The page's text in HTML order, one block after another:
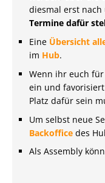
diesmal erst
Termine dafür
Eine Übersicht
im Hub.
Wenn ihr euch
ein und
Platz dafür sein
Um selbst neue
Backoffice des
Als Assembly